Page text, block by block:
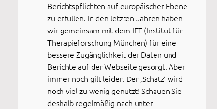
Berichtspflichten auf europäischer Ebene
zu erfüllen. In den letzten Jahren haben
wir gemeinsam mit dem IFT (Institut für
Therapieforschung München) für eine
bessere Zugänglichkeit der Daten und
Berichte auf der Webseite gesorgt. Aber
immer noch gilt leider: Der ‚Schatz‘ wird
noch viel zu wenig genutzt! Schauen Sie
deshalb regelmäßig nach unter